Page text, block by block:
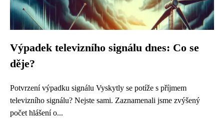
Výpadek televizního signálu dnes: Co se
děje?
Potvrzení výpadku signálu Vyskytly se potíže s příjmem
televizního signálu? Nejste sami. Zaznamenali jsme zvýšený
počet hlášení o...